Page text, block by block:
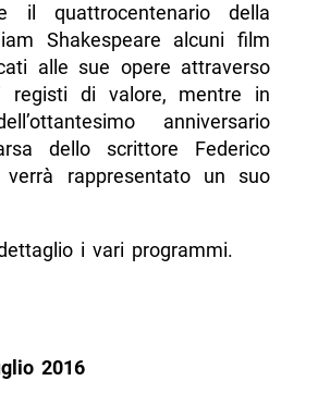
il quattrocentenario della
Shakespeare alcuni film
alle sue opere attraverso
registi di valore, mentre in
anniversario
dello scrittore Federico
verrà rappresentato un suo
i vari programmi.
2016